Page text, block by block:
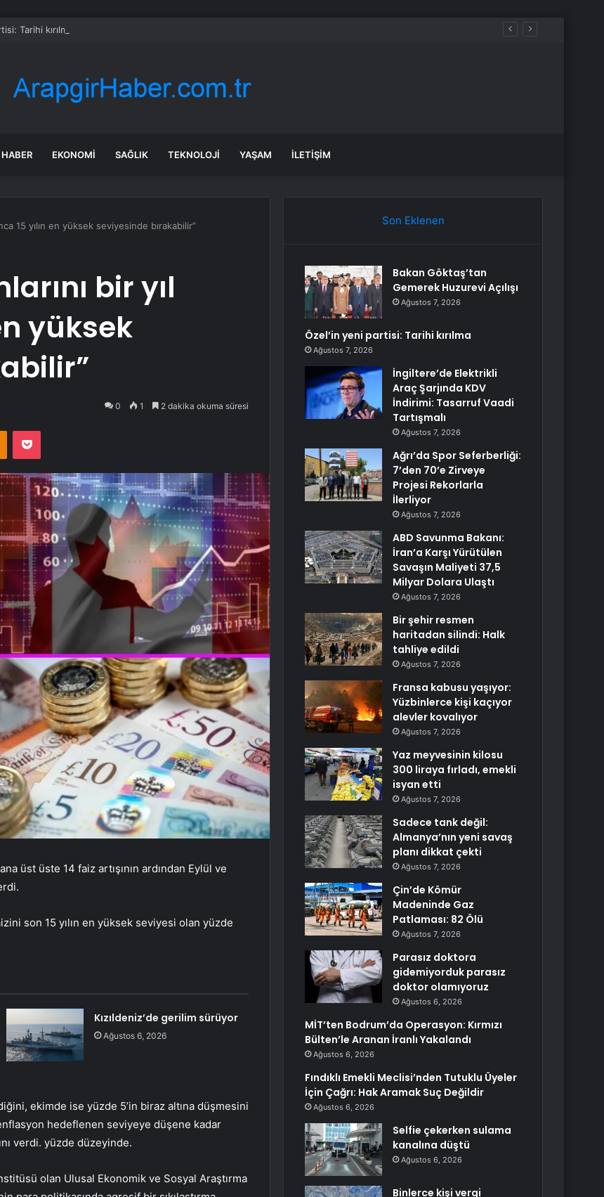
Tarihi kırılma
HABER EKONOMI SAĞLIK TEKNOLOJI YAŞAM İLETIŞIM
15 yılın en yüksek seviyesinde bırakabilir”
bir yıl
yüksek
0 1 2 dakika okuma süresi
Odnoklassniki
Pocket
üst üste 14 faiz artışının ardından Eylül ve
son 15 yılın en yüksek seviyesi olan yüzde
Kızıldeniz’de gerilim sürüyor
Ağustos 6, 2026
ekimde ise yüzde 5’in biraz altına düşmesini
hedeflenen seviyeye düşene kadar
verdi. yüzde düzeyinde.
olan Ulusal Ekonomik ve Sosyal Araştırma
Son Eklenen
Bakan Göktaş’tan
Gemerek Huzurevi Açılışı
Ağustos 7, 2026
Özel’in yeni partisi: Tarihi kırılma
Ağustos 7, 2026
İngiltere’de Elektrikli
Araç Şarjında KDV
İndirimi: Tasarruf Vaadi
Tartışmalı
Ağustos 7, 2026
Ağrı’da Spor Seferberliği:
7’den 70’e Zirveye
Projesi Rekorlarla
İlerliyor
Ağustos 7, 2026
ABD Savunma Bakanı:
İran’a Karşı Yürütülen
Savaşın Maliyeti 37,5
Milyar Dolara Ulaştı
Ağustos 7, 2026
Bir şehir resmen
haritadan silindi: Halk
tahliye edildi
Ağustos 7, 2026
Fransa kabusu yaşıyor:
Yüzbinlerce kişi kaçıyor
alevler kovalıyor
Ağustos 7, 2026
Yaz meyvesinin kilosu
300 liraya fırladı, emekli
isyan etti
Ağustos 7, 2026
Sadece tank değil:
Almanya’nın yeni savaş
planı dikkat çekti
Ağustos 7, 2026
Çin’de Kömür
Madeninde Gaz
Patlaması: 82 Ölü
Ağustos 7, 2026
Parasız doktora
gidemiyorduk parasız
doktor olamıyoruz
Ağustos 6, 2026
MİT’ten Bodrum’da Operasyon: Kırmızı
Bülten’le Aranan İranlı Yakalandı
Ağustos 6, 2026
Fındıklı Emekli Meclisi’nden Tutuklu Üyeler
İçin Çağrı: Hak Aramak Suç Değildir
Ağustos 6, 2026
Selfie çekerken sulama
kanalına düştü
Ağustos 6, 2026
Binlerce kişi vergi